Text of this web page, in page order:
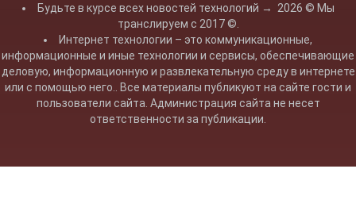
Будьте в курсе всех новостей технологий → 2026 © Мы
транслируем с 2017 ©.
Интернет технологии – это коммуникационные,
информационные и иные технологии и сервисы, обеспечивающие
деловую, информационную и развлекательную среду в интернете
или с помощью него.. Все материалы публикуют на сайте гости и
пользователи сайта. Администрация сайта не несет
ответственности за публикации.